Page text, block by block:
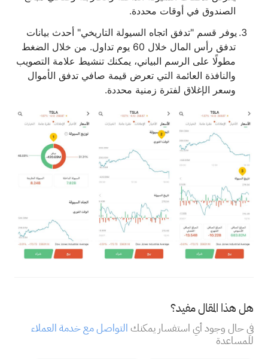
الصندوق في أوقات محددة.
يوفر قسم "تدفق اتجاه السيولة التاريخي" أحدث بيانات
تدفق رأس المال خلال 60 يوم تداول. من خلال الضغط
مطولًا على الرسم البياني، يمكنك تنشيط علامة التصويب
والنافذة العائمة التي تعرض قيمة صافي تدفق الأموال
وسعر الإغلاق لفترة زمنية محددة.
هل هذا المقال مفيد؟
في حال وجود أي استفسار يمكنك التواصل مع خدمة العملاء
للمساعدة